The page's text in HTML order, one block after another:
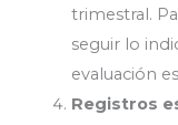
trimestral.
seguir lo
evaluación
Registros